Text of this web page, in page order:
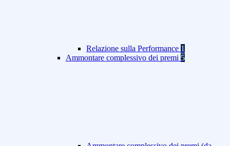
Relazione sulla Performance 1
Ammontare complessivo dei premi 5